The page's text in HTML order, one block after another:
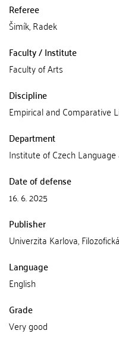
Referee
Šimík, Radek
Faculty / Institute
Faculty of Arts
Discipline
Empirical and Comparative
Department
Institute of Czech
Date of defense
16. 6. 2025
Publisher
Univerzita Karlova,
Language
English
Grade
Very good